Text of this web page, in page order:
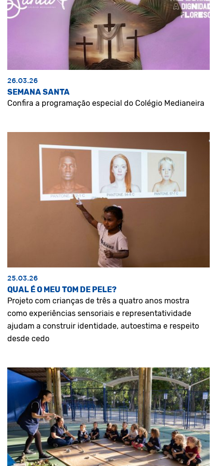
26.03.26
SEMANA SANTA
Confira a programação especial do Colégio Medianeira
25.03.26
QUAL É O MEU TOM DE PELE?
Projeto com crianças de três a quatro anos mostra
como experiências sensoriais e representatividade
ajudam a construir identidade, autoestima e respeito
desde cedo